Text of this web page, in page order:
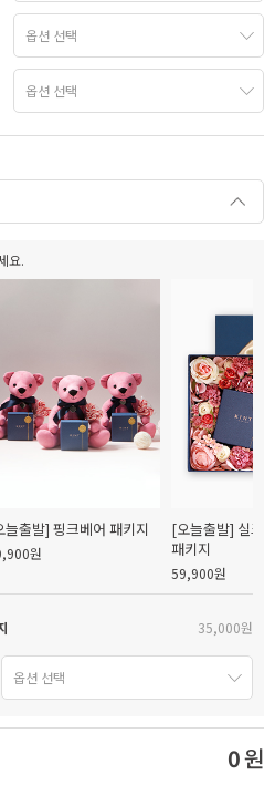
요.
늘출발] 핑크베어 패키지
원
[오늘출발] 실크
패키지
59,900원
35,000원
0원